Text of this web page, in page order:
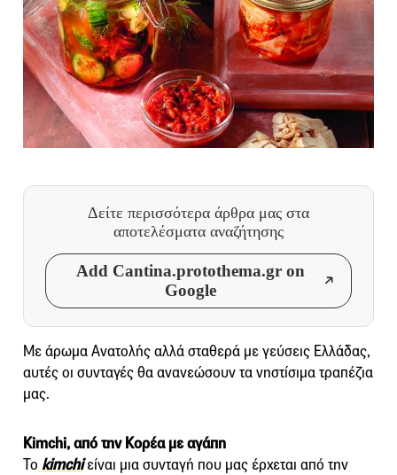
Δείτε περισσότερα άρθρα μας στα
αποτελέσματα αναζήτησης
Add Cantina.protothema.gr on
Google
Με άρωμα Ανατολής αλλά σταθερά με γεύσεις Ελλάδας,
αυτές οι συνταγές θα ανανεώσουν τα νηστίσιμα τραπέζια
μας.
Kimchi, από την Κορέα με αγάπη
Το kimchiείναι μια συνταγή που μας έρχεται από την